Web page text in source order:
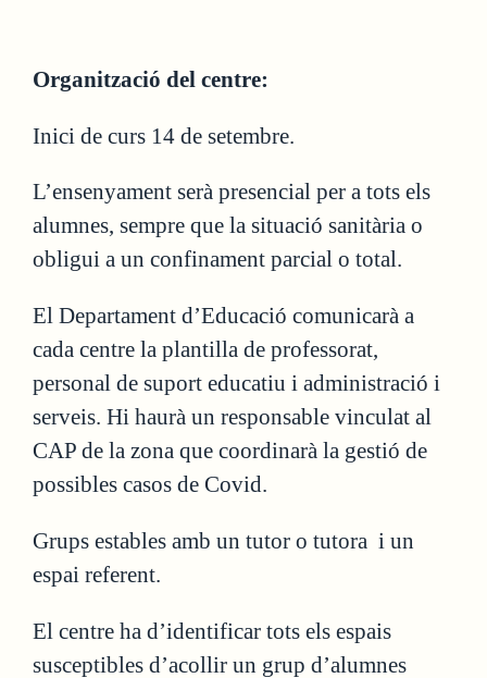
Organització del centre:
Inici de curs 14 de setembre.
L’ensenyament serà presencial per a tots els
alumnes, sempre que la situació sanitària o
obligui a un confinament parcial o total.
El Departament d’Educació comunicarà a
cada centre la plantilla de professorat,
personal de suport educatiu i administració i
serveis. Hi haurà un responsable vinculat al
CAP de la zona que coordinarà la gestió de
possibles casos de Covid.
Grups estables amb un tutor o tutora i un
espai referent.
El centre ha d’identificar tots els espais
susceptibles d’acollir un grup d’alumnes